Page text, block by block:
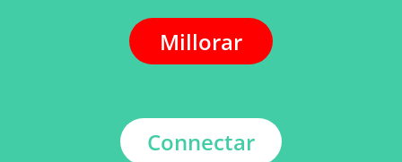
Millorar
Connectar